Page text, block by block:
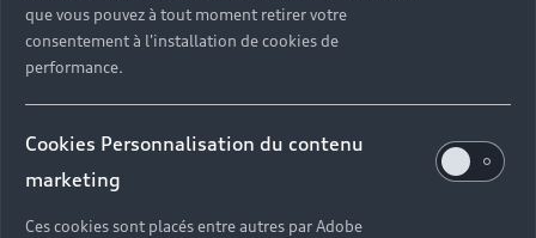
que vous pouvez à tout moment retirer votre
consentement à l'installation de cookies de
performance.
Cookies Personnalisation du contenu
marketing
Ces cookies sont placés entre autres par Adobe